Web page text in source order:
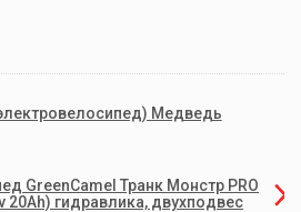
Медведь
GreenCamel Транк Монстр PRO
20Ah) гидравлика, двухподвес